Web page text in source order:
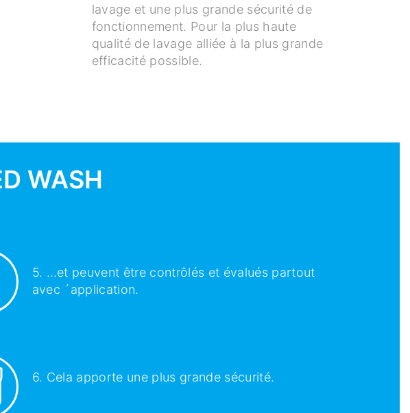
lavage et une plus grande sécurité de
fonctionnement. Pour la plus haute
qualité de lavage alliée à la plus grande
efficacité possible.
WASH
5. …et peuvent être contrôlés et évalués partout
avec ´application.
6. Cela apporte une plus grande sécurité.